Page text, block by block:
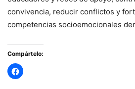
convivencia, reducir conflictos y
competencias socioemocionales
Compártelo: